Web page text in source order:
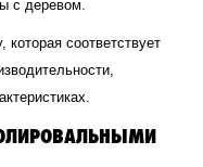
с деревом.
соответствует